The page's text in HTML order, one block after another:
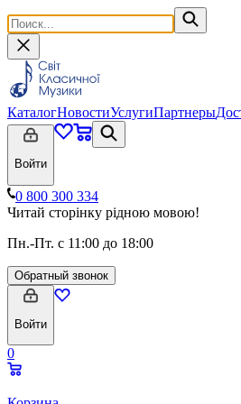
КаталогНовостиУслугиПартнеры
Войти
0 800 300 334
Читай сторінку рідною мовою!
Пн.-Пт. с 11:00 до 18:00
Обратный звонок
Войти
0